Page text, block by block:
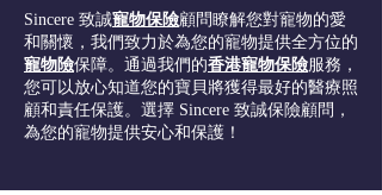
Sincere 致誠寵物保險顧問瞭解您對寵物的愛
和關懷，我們致力於為您的寵物提供全方位的
寵物險保障。通過我們的香港寵物保險服務，
您可以放心知道您的寶貝將獲得最好的醫療照
顧和責任保護。選擇 Sincere 致誠保險顧問，
為您的寵物提供安心和保護！